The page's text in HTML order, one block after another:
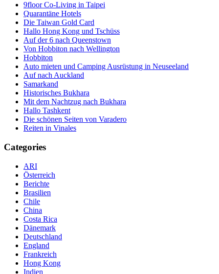
9floor Co-Living in Taipei
Quarantäne Hotels
Die Taiwan Gold Card
Hallo Hong Kong und Tschüss
Auf der 6 nach Queenstown
Von Hobbiton nach Wellington
Hobbiton
Auto mieten und Camping Ausrüstung in Neuseeland
Auf nach Auckland
Samarkand
Historisches Bukhara
Mit dem Nachtzug nach Bukhara
Hallo Tashkent
Die schönen Seiten von Varadero
Reiten in Vinales
Categories
ARI
Österreich
Berichte
Brasilien
Chile
China
Costa Rica
Dänemark
Deutschland
England
Frankreich
Hong Kong
Indien